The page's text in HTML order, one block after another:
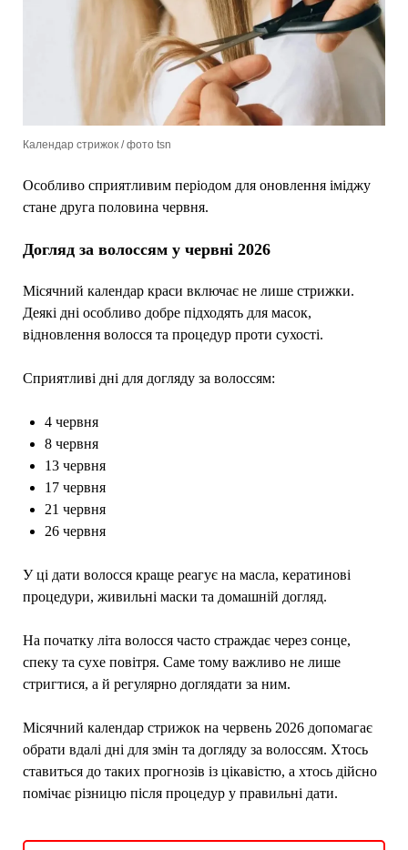
Календар стрижок / фото tsn
Особливо сприятливим періодом для оновлення іміджу
стане друга половина червня.
Догляд за волоссям у червні 2026
Місячний календар краси включає не лише стрижки.
Деякі дні особливо добре підходять для масок,
відновлення волосся та процедур проти сухості.
Сприятливі дні для догляду за волоссям:
4 червня
8 червня
13 червня
17 червня
21 червня
26 червня
У ці дати волосся краще реагує на масла, кератинові
процедури, живильні маски та домашній догляд.
На початку літа волосся часто страждає через сонце,
спеку та сухе повітря. Саме тому важливо не лише
стригтися, а й регулярно доглядати за ним.
Місячний календар стрижок на червень 2026 допомагає
обрати вдалі дні для змін та догляду за волоссям. Хтось
ставиться до таких прогнозів із цікавістю, а хтось дійсно
помічає різницю після процедур у правильні дати.